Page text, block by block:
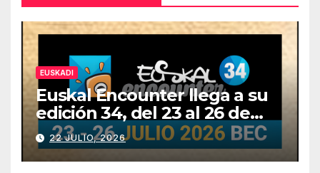
EUSKADI
Euskal Encounter llega a su
edición 34, del 23 al 26 de
julio
22 JULIO, 2026